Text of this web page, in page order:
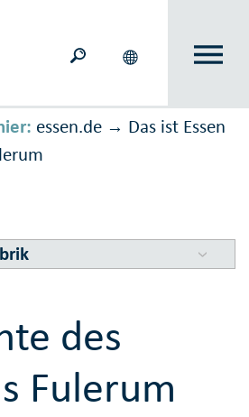
essen.de → Das ist Essen
des
Fulerum